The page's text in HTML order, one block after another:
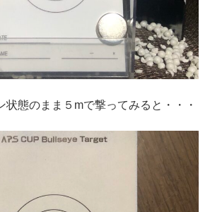
状態のまま５mで撃ってみると・・・